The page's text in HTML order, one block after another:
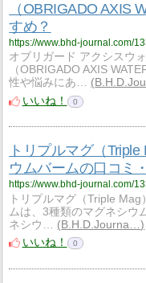
（OBRIGADO AXIS
すめ？
https://www.bhd-journal.com/
オブリガード アクシスウ
（OBRIGADO AXIS
性や悩みにあ…
いいね！
0
トリプルマグ（
ウムバームの口コミ
https://www.bhd-journal.com/
トリプルマグ（Triple
ムは、3種類のマグネシウ
ネシウ…
B.H.D.Journa…
いいね！
0